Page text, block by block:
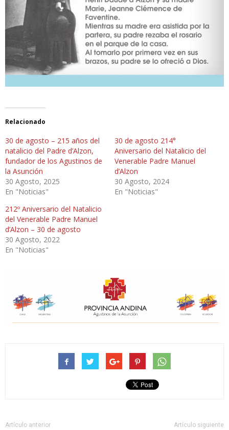
Relacionado
30 de agosto – 215 años del
natalicio del Padre d’Alzon,
fundador de los Agustinos de
la Asunción
30 Agosto, 2025
En "Noticias"
30 de agosto 214°
Aniversario del Natalicio del
Venerable Padre Manuel
d’Alzon
30 Agosto, 2024
En "Noticias"
212º Aniversario del Natalicio
del Venerable Padre Manuel
d’Alzon – 30 de agosto
30 Agosto, 2022
En "Noticias"
Artículo anterior Artículo siguiente